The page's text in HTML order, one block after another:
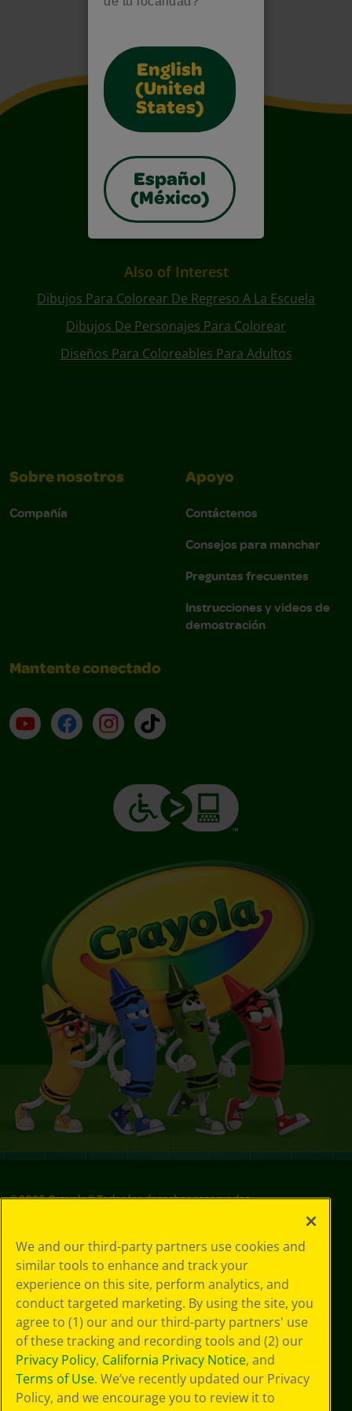
English
(United
States)
Español
(México)
Also of Interest
Dibujos Para Colorear De Regreso A La Escuela
Dibujos De Personajes Para Colorear
Diseños Para Coloreables Para Adultos
Sobre nosotros
Compañía
Apoyo
Contáctenos
Consejos para manchar
Preguntas frecuentes
Instrucciones y videos de
demostración
Mantente conectado
YouTube (en inglés)
Facebook (en inglés)
Instagram (en inglés)
TikTok
©2026Crayola® Todos los derechos reservados.
de privacidad
Política de
privacidad
Términos de SMS
GDPR
Aviso de
privacidad de CA
Cookie
Preferences
Condiciones de
We and our third-party partners use cookies and
similar tools to enhance and track your
experience on this site, perform analytics, and
conduct targeted marketing. By using the site, you
agree to (1) our and our third-party partners' use
of these tracking and recording tools and (2) our
Privacy Policy, California Privacy Notice, and
Terms of Use. We’ve recently updated our Privacy
Policy, and we encourage you to review it to